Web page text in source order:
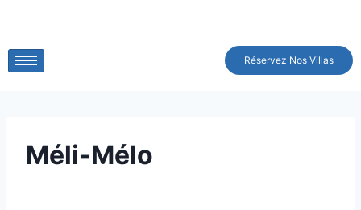
Réservez Nos Villas
Méli-Mélo